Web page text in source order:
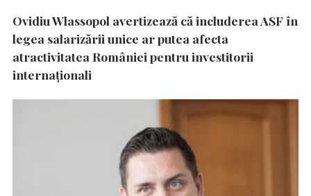
Ovidiu Wlassopol avertizează că includerea ASF în
legea salarizării unice ar putea afecta
atractivitatea României pentru investitorii
internaționali